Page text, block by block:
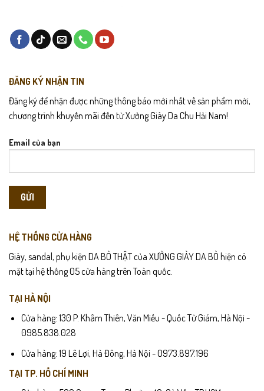
ĐĂNG KÝ NHẬN TIN
Đăng ký để nhận được những thông báo mới nhất về sản phẩm mới,
chương trình khuyến mãi đến từ Xưởng Giày Da Chu Hải Nam!
Email của bạn
HỆ THỐNG CỬA HÀNG
Giày, sandal, phụ kiện DA BÒ THẬT của XƯỞNG GIÀY DA BÒ hiện có
mặt tại hệ thống 05 cửa hàng trên Toàn quốc.
TẠI HÀ NỘI
Cửa hàng: 130 P. Khâm Thiên, Văn Miếu - Quốc Tử Giám, Hà Nội -
0985.838.028
Cửa hàng: 19 Lê Lợi, Hà Đông, Hà Nội - 0973.897.196
TẠI TP. HỒ CHÍ MINH